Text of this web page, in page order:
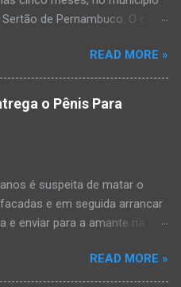
de Pernambuco. O caso
A PM diz que, na segunda-
para verificar uma
de estupro de vulnerável,
mas ao chegar ao local a
um quadro de desidratação
de apresentar ruptura anal
informaram que a criança
Segundo a PM, os pais só
READ MORE »
o Pênis Para
é suspeita de matar o
e em seguida arrancar
e enviar para a amante na
com o G1, o delegado
responsável pelo caso, a
READ MORE »